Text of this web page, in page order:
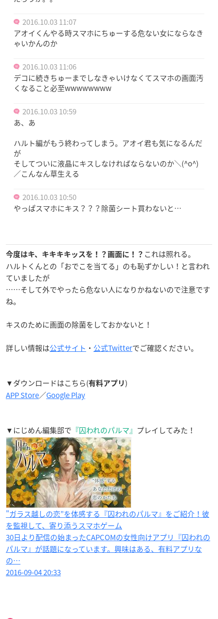
2016.10.03 11:07
アオイくんやる時スマホにちゅーする危ない女にならなき
ゃいかんのか
2016.10.03 11:06
デコに続きちゅーまでしなきゃいけなくてスマホの画面汚
くなること必至wwwwwwww
2016.10.03 10:59
あ、あ
ハルト編がもう終わってしまう。アオイ君も気になるんだ
が
そしてついに液晶にキスしなければならないのか＼(^o^)
／こんなん草生える
2016.10.03 10:50
やっぱスマホにキス？？？除菌シート買わないと…
今度はキ、キキキキッスを！？画面に！？ これは照れる。
ハルトくんとの「おでこを当てる」のも恥ずかしい！と言われ
ていましたが
……そして外でやったら危ない人になりかねないので注意です
ね。
キスのために画面の除菌をしておかないと！
詳しい情報は公式サイト ・ 公式Twitterでご確認ください。
▼ダウンロードはこちら(有料アプリ )
APP Store／Google Play
▼にじめん編集部で 『囚われのパルマ』 プレイしてみた！
"ガラス越しの恋”を体感する『囚われのパルマ』をご紹介！彼
を監視して、寄り添うスマホゲーム
30日より配信の始まったCAPCOMの女性向けアプリ『囚われの
パルマ』が話題になっています。興味はある、有料アプリな
の…
2016-09-04 20:33